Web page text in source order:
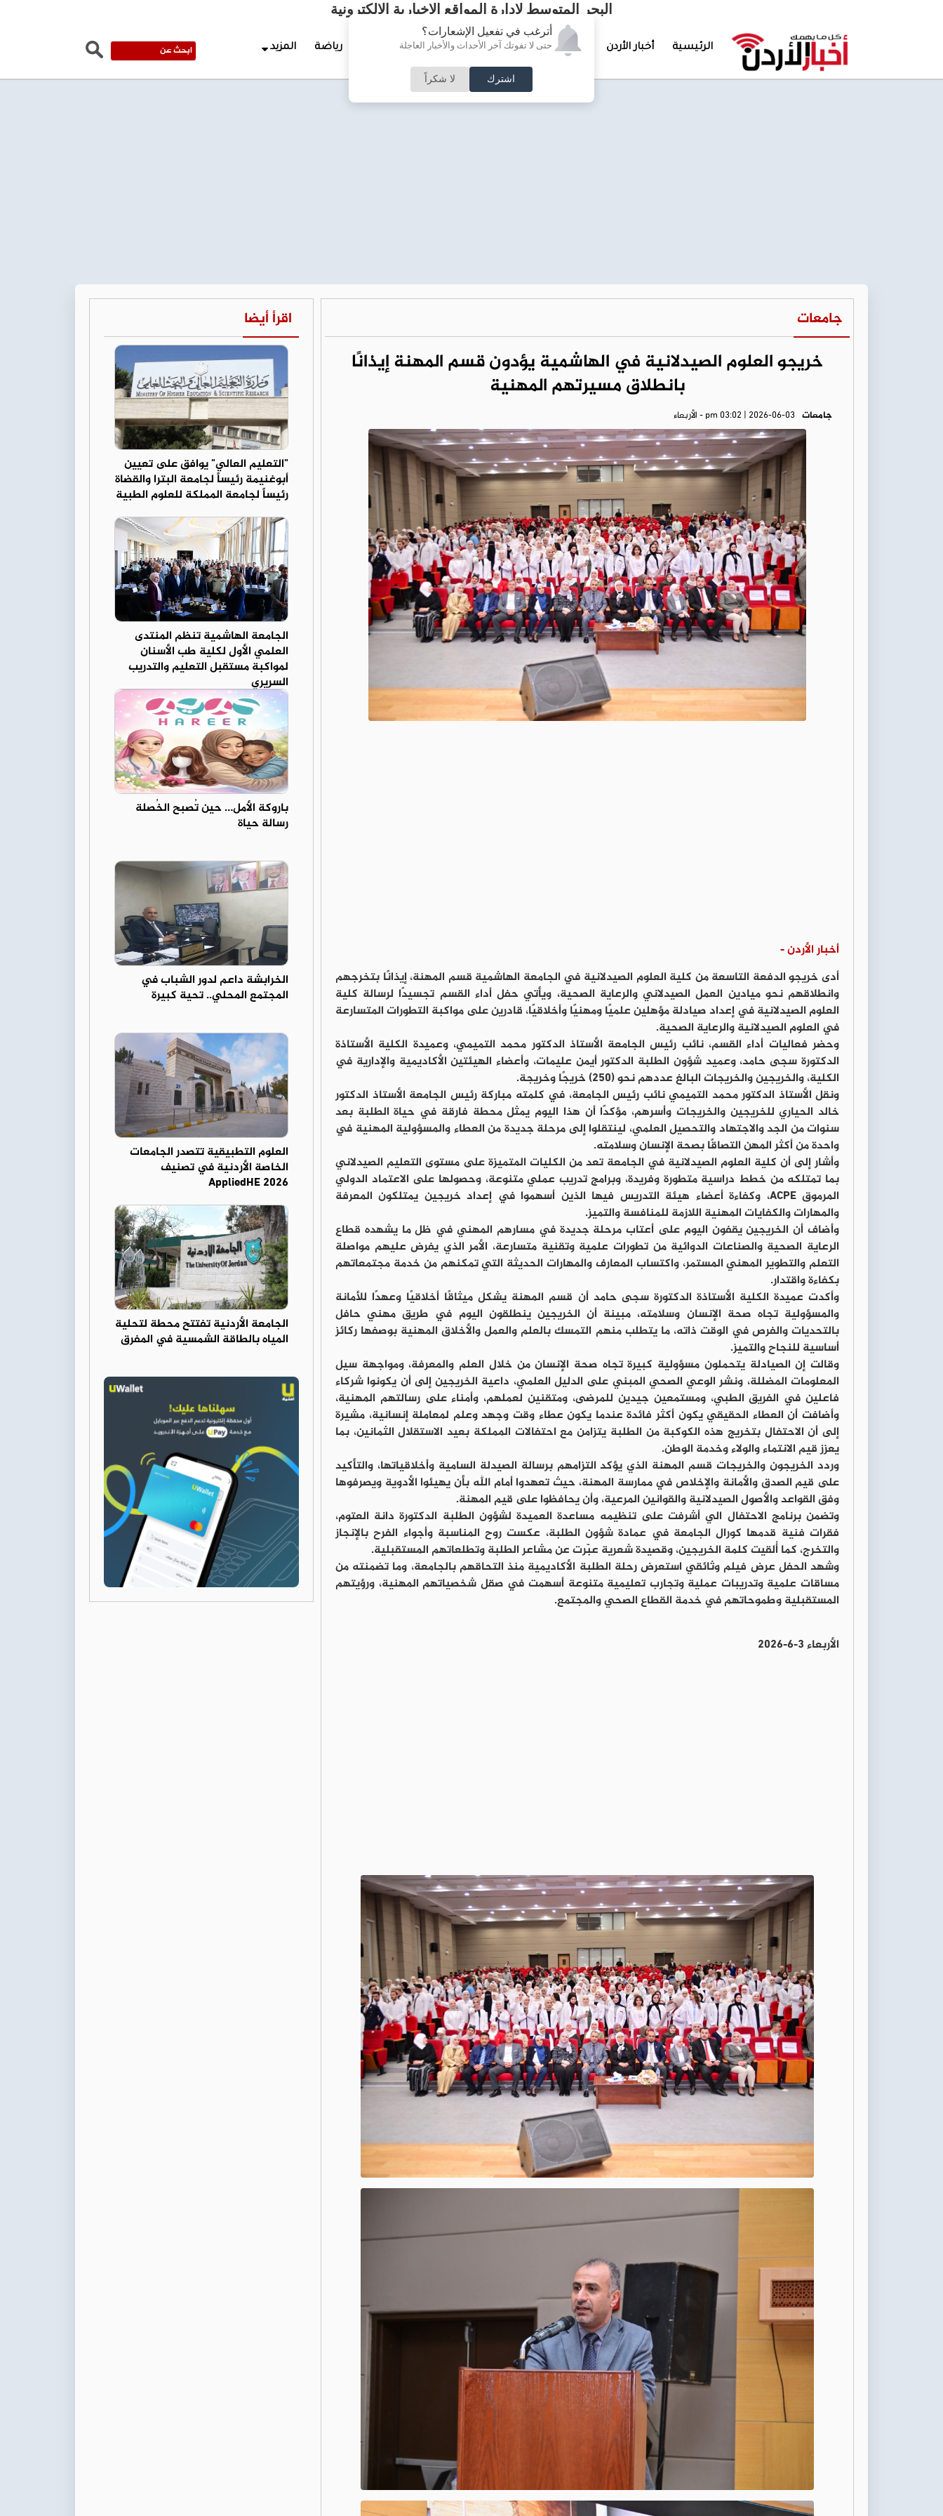
أترغب في تفعيل الإشعارات؟
حتى لا تفوتك آخر الأحداث والأخبار العاجلة
اشترك لا شكراً
البحر المتوسط لإدارة المواقع الإخبارية الالكترونية
الرئيسية أخبار الأردن تغطيات خاصة لقاء الأسبوع جرائم وحوادث رياضة المزيد
جامعات
خريجو العلوم الصيدلانية في الهاشمية يؤدون قسم المهنة إيذانًا
بانطلاق مسيرتهم المهنية
جامعات pm 03:02 | 2026-06-03 - الأربعاء
أخبار الأردن -
أدى خريجو الدفعة التاسعة من كلية العلوم الصيدلانية في الجامعة الهاشمية قسم المهنة، إيذانًا بتخرجهم
وانطلاقهم نحو ميادين العمل الصيدلاني والرعاية الصحية، ويأتي حفل أداء القسم تجسيدًا لرسالة كلية
العلوم الصيدلانية في إعداد صيادلة مؤهلين علميًا ومهنيًا وأخلاقيًا، قادرين على مواكبة التطورات المتسارعة
في العلوم الصيدلانية والرعاية الصحية.
وحضر فعاليات أداء القسم، نائب رئيس الجامعة الأستاذ الدكتور محمد التميمي، وعميدة الكلية الأستاذة
الدكتورة سجى حامد، وعميد شؤون الطلبة الدكتور أيمن عليمات، وأعضاء الهيئتين الأكاديمية والإدارية في
الكلية، والخريجين والخريجات البالغ عددهم نحو (250) خريجًا وخريجة.
ونقل الأستاذ الدكتور محمد التميمي نائب رئيس الجامعة، في كلمته مباركة رئيس الجامعة الأستاذ الدكتور
خالد الحياري للخريجين والخريجات وأسرهم، مؤكدًا أن هذا اليوم يمثل محطة فارقة في حياة الطلبة بعد
سنوات من الجد والاجتهاد والتحصيل العلمي، لينتقلوا إلى مرحلة جديدة من العطاء والمسؤولية المهنية في
واحدة من أكثر المهن التصاقًا بصحة الإنسان وسلامته.
وأشار إلى أن كلية العلوم الصيدلانية في الجامعة تعد من الكليات المتميزة على مستوى التعليم الصيدلاني
بما تمتلكه من خطط دراسية متطورة وفريدة، وبرامج تدريب عملي متنوعة، وحصولها على الاعتماد الدولي
المرموق ACPE، وكفاءة أعضاء هيئة التدريس فيها الذين أسهموا في إعداد خريجين يمتلكون المعرفة
والمهارات والكفايات المهنية اللازمة للمنافسة والتميز.
وأضاف أن الخريجين يقفون اليوم على أعتاب مرحلة جديدة في مسارهم المهني في ظل ما يشهده قطاع
الرعاية الصحية والصناعات الدوائية من تطورات علمية وتقنية متسارعة، الأمر الذي يفرض عليهم مواصلة
التعلم والتطوير المهني المستمر، واكتساب المعارف والمهارات الحديثة التي تمكنهم من خدمة مجتمعاتهم
بكفاءة واقتدار.
وأكدت عميدة الكلية الأستاذة الدكتورة سجى حامد أن قسم المهنة يشكل ميثاقًا أخلاقيًا وعهدًا للأمانة
والمسؤولية تجاه صحة الإنسان وسلامته، مبينة أن الخريجين ينطلقون اليوم في طريق مهني حافل
بالتحديات والفرص في الوقت ذاته، ما يتطلب منهم التمسك بالعلم والعمل والأخلاق المهنية بوصفها ركائز
أساسية للنجاح والتميز.
وقالت إن الصيادلة يتحملون مسؤولية كبيرة تجاه صحة الإنسان من خلال العلم والمعرفة، ومواجهة سيل
المعلومات المضللة، ونشر الوعي الصحي المبني على الدليل العلمي، داعية الخريجين إلى أن يكونوا شركاء
فاعلين في الفريق الطبي، ومستمعين جيدين للمرضى، ومتقنين لعملهم، وأمناء على رسالتهم المهنية،
وأضافت أن العطاء الحقيقي يكون أكثر فائدة عندما يكون عطاء وقت وجهد وعلم لمعاملة إنسانية، مشيرة
إلى أن الاحتفال بتخريج هذه الكوكبة من الطلبة يتزامن مع احتفالات المملكة بعيد الاستقلال الثمانين، بما
يعزز قيم الانتماء والولاء وخدمة الوطن.
وردد الخريجون والخريجات قسم المهنة الذي يؤكد التزامهم برسالة الصيدلة السامية وأخلاقياتها، والتأكيد
على قيم الصدق والأمانة والإخلاص في ممارسة المهنة، حيث تعهدوا أمام الله بأن يهيئوا الأدوية ويصرفوها
وفق القواعد والأصول الصيدلانية والقوانين المرعية، وأن يحافظوا على قيم المهنة.
وتضمن برنامج الاحتفال الي أشرفت على تنظيمه مساعدة العميدة لشؤون الطلبة الدكتورة دانة العتوم،
فقرات فنية قدمها كورال الجامعة في عمادة شؤون الطلبة، عكست روح المناسبة وأجواء الفرح بالإنجاز
والتخرج، كما أُلقيت كلمة الخريجين، وقصيدة شعرية عبّرت عن مشاعر الطلبة وتطلعاتهم المستقبلية.
وشهد الحفل عرض فيلم وثائقي استعرض رحلة الطلبة الأكاديمية منذ التحاقهم بالجامعة، وما تضمنته من
مساقات علمية وتدريبات عملية وتجارب تعليمية متنوعة أسهمت في صقل شخصياتهم المهنية، ورؤيتهم
المستقبلية وطموحاتهم في خدمة القطاع الصحي والمجتمع.
الأربعاء 3-6-2026
اقرأ أيضا
"التعليم العالي" يوافق على تعيين
أبوغنيمة رئيساً لجامعة البترا والقضاة
رئيساً لجامعة المملكة للعلوم الطبية
الجامعة الهاشمية تنظم المنتدى
العلمي الأول لكلية طب الأسنان
لمواكبة مستقبل التعليم والتدريب
السريري
باروكة الأمل… حين تُصبح الخُصلة
رسالة حياة
الخرابشة داعم لدور الشباب في
المجتمع المحلي.. تحية كبيرة
العلوم التطبيقية تتصدر الجامعات
الخاصة الأردنية في تصنيف
AppliedHE 2026
الجامعة الأردنية تفتتح محطة لتحلية
المياه بالطاقة الشمسية في المفرق